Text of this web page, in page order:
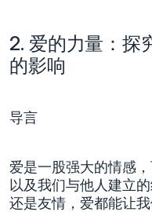
2. 爱的力量：探
的影响
导言
爱是一股强大的情感
以及我们与他人建立
还是友情，爱都能让